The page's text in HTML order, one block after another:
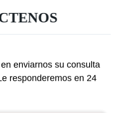
enviarnos su consulta
responderemos en 24